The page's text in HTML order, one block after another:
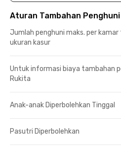
Aturan Tambahan Penghuni
Jumlah penghuni maks. per
ukuran kasur
Untuk informasi biaya tambahan
Rukita
Anak-anak Diperbolehkan Tinggal
Pasutri Diperbolehkan